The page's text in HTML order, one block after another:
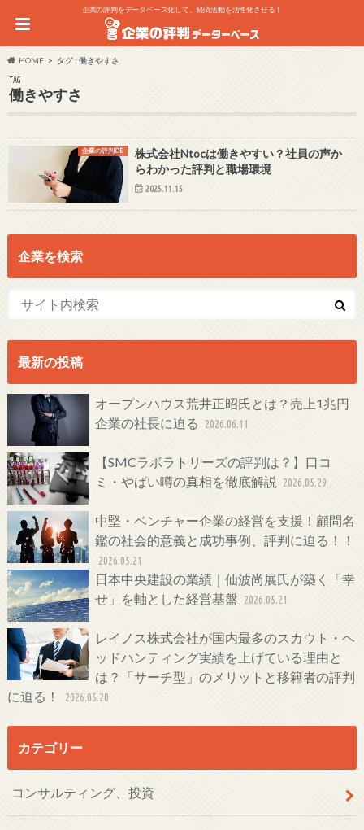
企業の評判をデータベース化して、経済活動を活性化させる！
HOME タグ : 働きやすさ
TAG
働きやすさ
企業の評判DB
株式会社Ntocは働きやすい？社員の声か
らわかった評判と職場環境
2025.11.15
企業を検索
最新の投稿
オープンハウス荒井正昭氏とは？売上1兆円
企業の社長に迫る
2026.06.11
【SMCラボラトリーズの評判は？】口コ
ミ・やばい噂の真相を徹底解説
2026.05.29
中堅・ベンチャー企業の経営を支援！顧問名
鑑の社会的意義と成功事例、評判に迫る！！
2026.05.21
日本中央建設の業績｜仙波尚展氏が築く「幸
せ」を軸とした経営基盤 2026.05.21
レイノス株式会社が国内最多のスカウト・ヘ
ッドハンティング実績を上げている理由と
は？「サーチ型」のメリットと移籍者の評判
に迫る！
2026.05.20
カテゴリー
コンサルティング、投資